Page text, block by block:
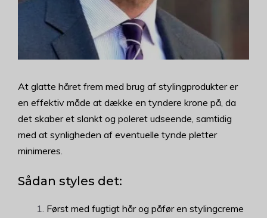
At glatte håret frem med brug af stylingprodukter er
en effektiv måde at dække en tyndere krone på, da
det skaber et slankt og poleret udseende, samtidig
med at synligheden af eventuelle tynde pletter
minimeres.
Sådan styles det:
Først med fugtigt hår og påfør en stylingcreme